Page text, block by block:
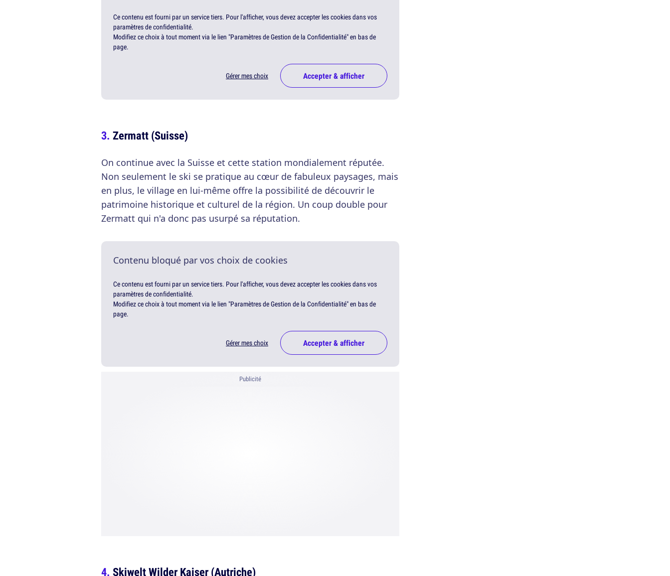
Ce contenu est fourni par un service tiers. Pour l'afficher, vous devez accepter les cookies dans vos
paramètres de confidentialité.
Modifiez ce choix à tout moment via le lien "Paramètres de Gestion de la Confidentialité" en bas de
page.
Gérer mes choix Accepter & afficher
Zermatt (Suisse)
On continue avec la Suisse et cette station mondialement réputée.
Non seulement le ski se pratique au cœur de fabuleux paysages, mais
en plus, le village en lui-même offre la possibilité de découvrir le
patrimoine historique et culturel de la région. Un coup double pour
Zermatt qui n'a donc pas usurpé sa réputation.
Contenu bloqué par vos choix de cookies
Ce contenu est fourni par un service tiers. Pour l'afficher, vous devez accepter les cookies dans vos
paramètres de confidentialité.
Modifiez ce choix à tout moment via le lien "Paramètres de Gestion de la Confidentialité" en bas de
page.
Gérer mes choix Accepter & afficher
Publicité
Skiwelt Wilder Kaiser (Autriche)